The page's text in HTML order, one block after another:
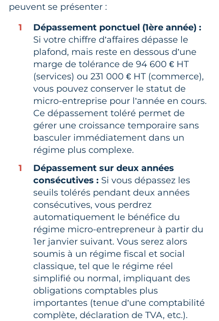
peuvent se présenter :
Dépassement ponctuel (1ère année) :
Si votre chiffre d’affaires dépasse le
plafond, mais reste en dessous d’une
marge de tolérance de 94 600 € HT
(services) ou 231 000 € HT (commerce),
vous pouvez conserver le statut de
micro-entreprise pour l’année en cours.
Ce dépassement toléré permet de
gérer une croissance temporaire sans
basculer immédiatement dans un
régime plus complexe.
Dépassement sur deux années
consécutives : Si vous dépassez les
seuils tolérés pendant deux années
consécutives, vous perdrez
automatiquement le bénéfice du
régime micro-entrepreneur à partir du
1er janvier suivant. Vous serez alors
soumis à un régime fiscal et social
classique, tel que le régime réel
simplifié ou normal, impliquant des
obligations comptables plus
importantes (tenue d’une comptabilité
complète, déclaration de TVA, etc.).